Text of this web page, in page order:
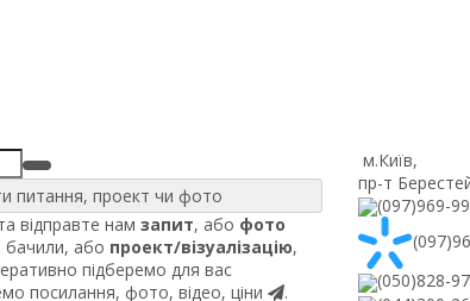
питання, проект чи фото
відправте нам запит, або фото
бачили, або проект/візуалізацію,
підберемо для вас
посилання, фото, відео, ціни
.
м.Київ,
пр-т
(097)969-
(050)828-